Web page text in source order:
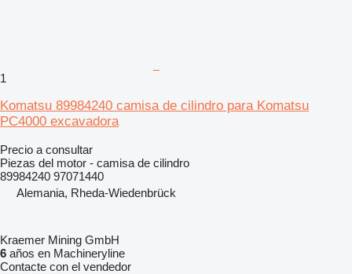
1
Komatsu 89984240 camisa de cilindro para Komatsu
PC4000 excavadora
Precio a consultar
Piezas del motor - camisa de cilindro
89984240 97071440
Alemania, Rheda-Wiedenbrück
Kraemer Mining GmbH
6 años en Machineryline
Contacte con el vendedor